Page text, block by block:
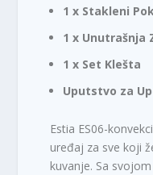
1 x Stakleni
1 x Unutrašnja
1 x Set Klešta
Uputstvo za
Estia ES06-
uređaj za sve koji
kuvanje. Sa